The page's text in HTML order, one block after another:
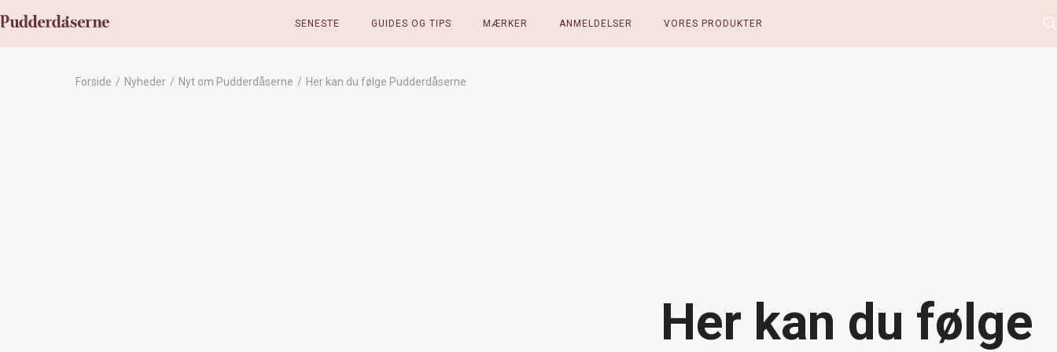
SENESTE GUIDES OG TIPS MÆRKER ANMELDELSER VORES PRODUKTER
Forside / Nyheder / Nyt om Pudderdåserne / Her kan du følge Pudderdåserne
Her kan du følge